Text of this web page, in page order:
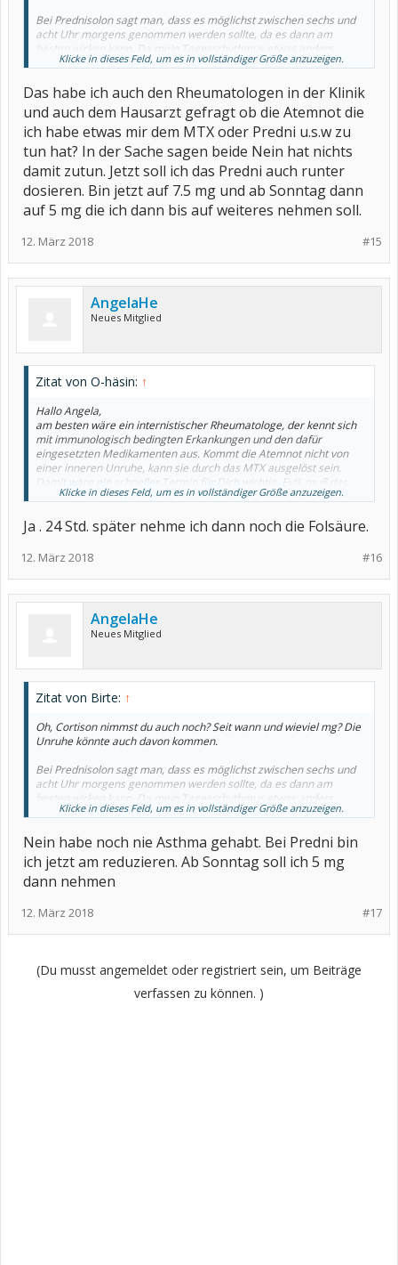
Bei Prednisolon sagt man, dass es möglichst zwischen sechs und
acht Uhr morgens genommen werden sollte, da es dann am
besten wirken kann. Da mein Tagessrhythmus etwas anders
verläuft als der anderer Menschen, nehme ich es nach dem
Ich würde mal alle Medikamente aufschreiben, die du im Moment
so nimmst und damit nochmal zu deinem Arzt gehen. Vielleicht
schaffst du es, vorher die Beipackzettel nach Neben- und
Wechselwirkungen zu durchsuchen. Mit Atemnot ist nicht zu
spaßen - hattest du denn schon mal vorher Asthma?
Klicke in dieses Feld, um es in vollständiger Größe anzuzeigen.
Das habe ich auch den Rheumatologen in der Klinik
und auch dem Hausarzt gefragt ob die Atemnot die
ich habe etwas mir dem MTX oder Predni u.s.w zu
tun hat? In der Sache sagen beide Nein hat nichts
damit zutun. Jetzt soll ich das Predni auch runter
dosieren. Bin jetzt auf 7.5 mg und ab Sonntag dann
auf 5 mg die ich dann bis auf weiteres nehmen soll.
#15
12. März 2018
AngelaHe
Neues Mitglied
Zitat von O-häsin: ↑
Hallo Angela,
am besten wäre ein internistischer Rheumatologe, der kennt sich
mit immunologisch bedingten Erkankungen und den dafür
eingesetzten Medikamenten aus. Kommt die Atemnot nicht von
einer inneren Unruhe, kann sie durch das MTX ausgelöst sein.
Damit wäre ein schneller Termin für Dich wichtig. Evtl. muß das
MTX abgesetzt werden. Wegen eines schnelleren Termins kann
Rheumatologen selbst an, hinterlasse zumindest die
aufgekommenen Beschwerden bei der Arzthelferin mit der Bitte
um Rückmeldung des Arztes.
o-häsin
p.s. Zusatz: nimmst Du auch Folsäure nach MTX?
Klicke in dieses Feld, um es in vollständiger Größe anzuzeigen.
Ja . 24 Std. später nehme ich dann noch die Folsäure.
#16
12. März 2018
AngelaHe
Neues Mitglied
Zitat von Birte: ↑
Oh, Cortison nimmst du auch noch? Seit wann und wieviel mg? Die
Unruhe könnte auch davon kommen.
Bei Prednisolon sagt man, dass es möglichst zwischen sechs und
acht Uhr morgens genommen werden sollte, da es dann am
besten wirken kann. Da mein Tagessrhythmus etwas anders
verläuft als der anderer Menschen, nehme ich es nach dem
Ich würde mal alle Medikamente aufschreiben, die du im Moment
so nimmst und damit nochmal zu deinem Arzt gehen. Vielleicht
schaffst du es, vorher die Beipackzettel nach Neben- und
spaßen - hattest du denn schon mal vorher Asthma?
Klicke in dieses Feld, um es in vollständiger Größe anzuzeigen.
Nein habe noch nie Asthma gehabt. Bei Predni bin
ich jetzt am reduzieren. Ab Sonntag soll ich 5 mg
dann nehmen
#17
12. März 2018
(Du musst angemeldet oder registriert sein, um Beiträge
verfassen zu können. )